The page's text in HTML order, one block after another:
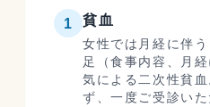
1 貧血
女性では月経に伴
足（食事内容、月
気による二次性貧
ず、一度ご受診い